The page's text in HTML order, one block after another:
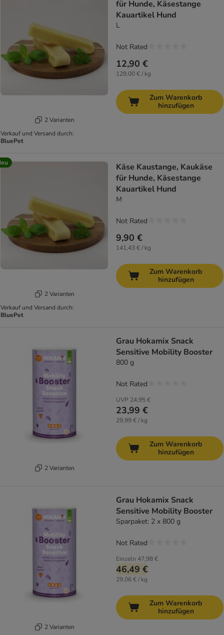
2 Varianten
Verkauf und Versand durch:
BluePet
für Hunde, Käsestange
Kauartikel Hund
L
12,90 €
129,00 € / kg
Not Rated
Zum Warenkorb
hinzufügen
2 Varianten
Verkauf und Versand durch:
BluePet
Käse Kaustange, Kaukäse
für Hunde, Käsestange
Kauartikel Hund
M
9,90 €
141,43 € / kg
Not Rated
Zum Warenkorb
hinzufügen
2 Varianten
Grau Hokamix Snack
Sensitive Mobility Booster
800 g
UVP 24,95 €
23,99 €
29,99 € / kg
Not Rated
Zum Warenkorb
hinzufügen
2 Varianten
Grau Hokamix Snack
Sensitive Mobility Booster
Sparpaket: 2 x 800 g
Einzeln 47,98 €
46,49 €
29,06 € / kg
Not Rated
Zum Warenkorb
hinzufügen